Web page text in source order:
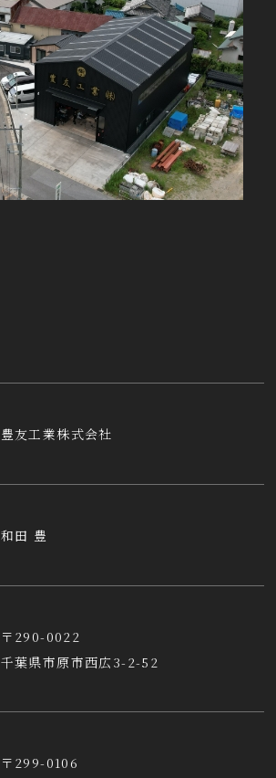
豊友工業株式会社
和田 豊
〒290-0022
千葉県市原市西広3-2-52
〒299-0106